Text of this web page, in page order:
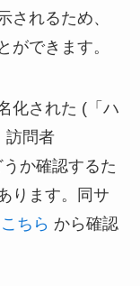
されるため、
ができます。
化された (「ハ
訪問者
か確認するた
ります。同サ
こちら から確認